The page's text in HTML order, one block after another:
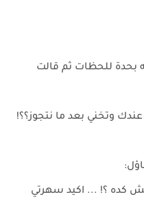
للحظات ثم قالت
وتخني بعد ما نتجوز؟؟!
كده ؟! ... اكيد سهرتي